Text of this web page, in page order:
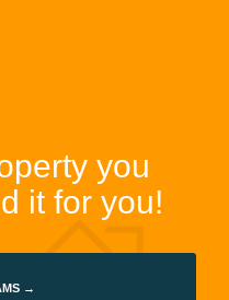
you
it for you!
→